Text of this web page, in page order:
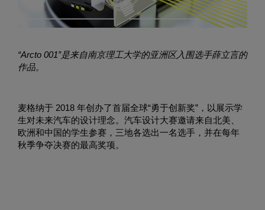
“Arcto 001”是来自南京理工大学的亚洲区入围选手薛立言的
作品。
麦格纳于 2018 年创办了首届全球“勇于创新奖”，以展示学
生对未来汽车的设计理念。汽车设计大赛邀请来自北美、
欧洲和中国的学生参赛，三地各选出一名选手，并在每年
秋季争夺决赛的最高奖项。